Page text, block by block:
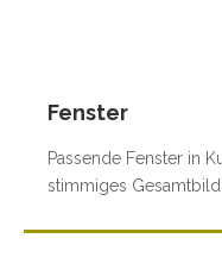
Fenster
Passende Fenster in
stimmiges Gesamtbild